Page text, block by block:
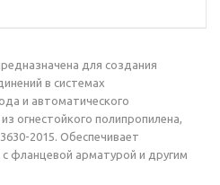
для создания
в системах
и автоматического
огнестойкого полипропилена,
2015. Обеспечивает
фланцевой арматурой и другим